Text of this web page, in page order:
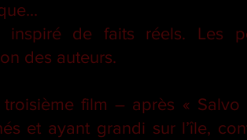
inspiré de faits réels. Les
des auteurs.
film – après «
et ayant grandi sur l’île,